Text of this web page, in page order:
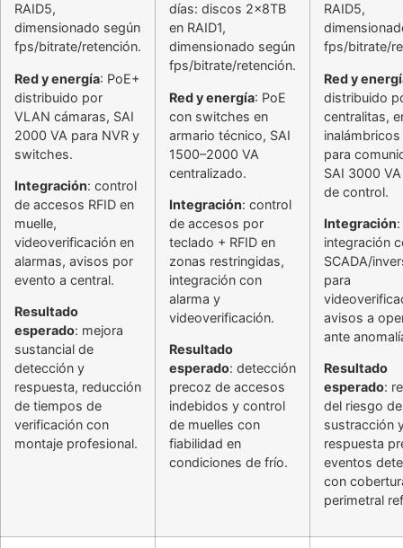
RAID5,
dimensionado según
fps/bitrate/retención.
Red y energía: PoE+
distribuido por
VLAN cámaras, SAI
2000 VA para NVR y
switches.
Integración: control
de accesos RFID en
muelle,
videoverificación en
alarmas, avisos por
evento a central.
Resultado
esperado: mejora
sustancial de
detección y
respuesta, reducción
de tiempos de
verificación con
montaje profesional.
días: discos 2x8TB
en RAID1,
dimensionado según
fps/bitrate/retención.
Red y energía: PoE
con switches en
armario técnico, SAI
1500–2000 VA
centralizado.
Integración: control
de accesos por
teclado + RFID en
zonas restringidas,
integración con
alarma y
videoverificación.
Resultado
esperado: detección
precoz de accesos
indebidos y control
de muelles con
fiabilidad en
condiciones de frío.
RAID5,
fps/bitrate/
Red y
distribuido
centralitas,
para
SAI 3000
de control.
Integración:
integración
SCADA/
para
avisos a
ante
Resultado
esperado:
del riesgo de
sustracción
respuesta
eventos
con
perimetral